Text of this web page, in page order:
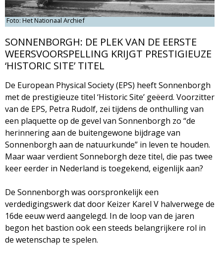
e
r
M
a
g
a
z
i
n
e
Foto: Het Nationaal Archief
SONNENBORGH: DE PLEK VAN DE EERSTE
WEERSVOORSPELLING KRIJGT PRESTIGIEUZE
‘HISTORIC SITE’ TITEL
De European Physical Society (EPS) heeft Sonnenborgh
met de prestigieuze titel ‘Historic Site’ geëerd. Voorzitter
van de EPS, Petra Rudolf, zei tijdens de onthulling van
een plaquette op de gevel van Sonnenborgh zo “de
herinnering aan de buitengewone bijdrage van
Sonnenborgh aan de natuurkunde” in leven te houden.
Maar waar verdient Sonneborgh deze titel, die pas twee
keer eerder in Nederland is toegekend, eigenlijk aan?
De Sonnenborgh was oorspronkelijk een
verdedigingswerk dat door Keizer Karel V halverwege de
16de eeuw werd aangelegd. In de loop van de jaren
begon het bastion ook een steeds belangrijkere rol in
de wetenschap te spelen.